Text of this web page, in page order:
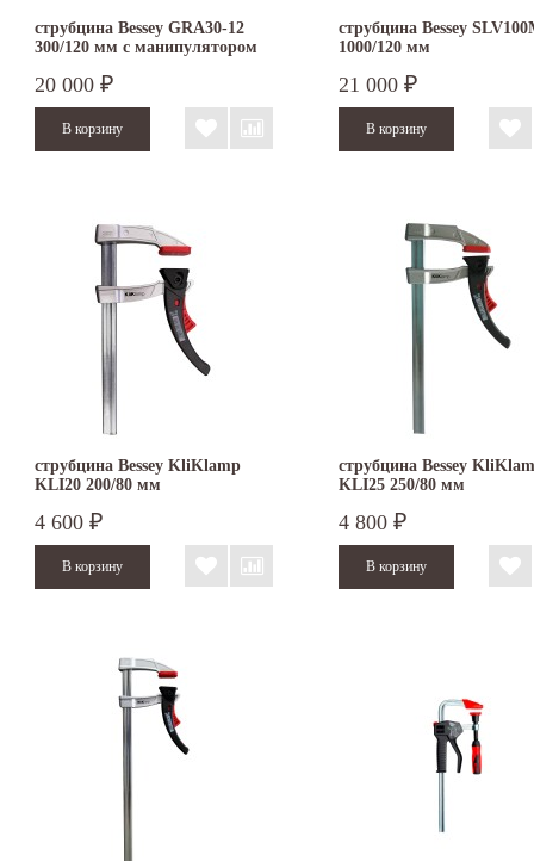
струбцина Bessey GRA30-12
300/120 мм с манипулятором
20 000 ₽
струбцина Bessey
1000/120 мм
21 000 ₽
струбцина Bessey KliKlamp
KLI20 200/80 мм
4 600 ₽
струбцина Bessey
KLI25 250/80 мм
4 800 ₽